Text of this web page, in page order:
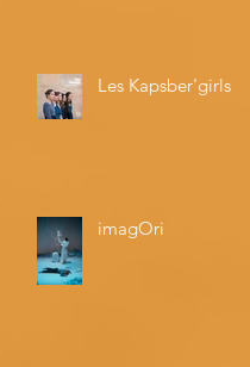
Les Kapsber'girls
imagOri